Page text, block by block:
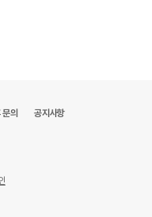
문의 공지사항